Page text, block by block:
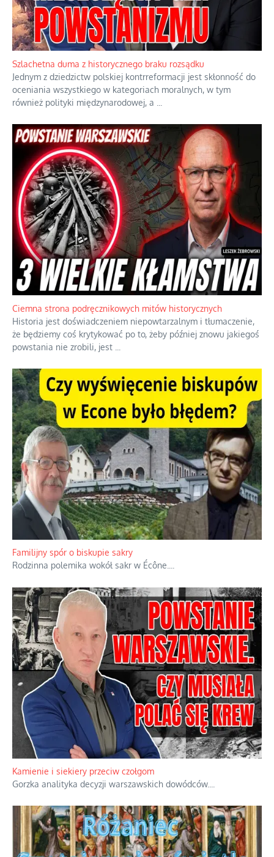
Szlachetna duma z historycznego braku rozsądku
Jednym z dziedzictw polskiej kontrreformacji jest skłonność do
oceniania wszystkiego w kategoriach moralnych, w tym
również polityki międzynarodowej, a
Ciemna strona podręcznikowych mitów historycznych
Historia jest doświadczeniem niepowtarzalnym i tłumaczenie,
że będziemy coś krytykować po to, żeby później znowu jakiegoś
powstania nie zrobili, jest
Familijny spór o biskupie sakry
Rodzinna polemika wokół sakr w Écône.
Kamienie i siekiery przeciw czołgom
Gorzka analityka decyzji warszawskich dowódców.